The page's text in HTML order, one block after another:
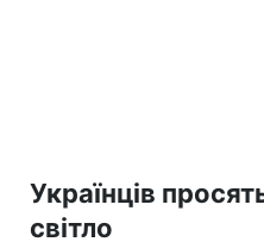
Українців
світло